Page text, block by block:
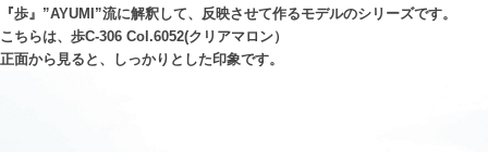
『歩』”AYUMI”流に解釈して、反映させて作るモデルのシリーズです。
こちらは、歩C-306 Col.6052(クリアマロン）
正面から見ると、しっかりとした印象です。